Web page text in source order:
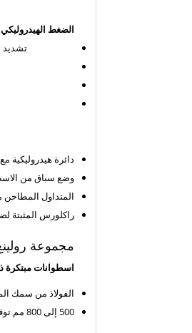
الضغط الهيدروليكي العالي
تشديد المبدأ: 2 الرافعات
دائرة هيدروليكية
وضع سباق من
المتداول
راكلورس المثبتة
مجموعة
اسطوانات مبتكرة
الفولاذ من سمك
500 إلى 800 مم توفير زاوية مثالية من مقدمة